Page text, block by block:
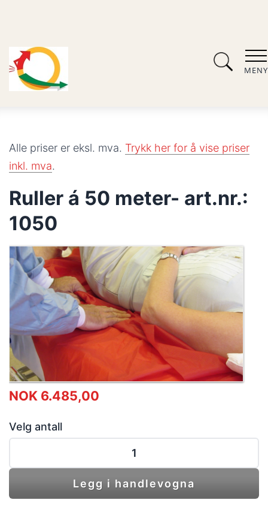
MENY
Alle priser er eksl. mva. Trykk her for å vise priser
inkl. mva.
Ruller á 50 meter- art.nr.:
1050
NOK 6.485,00
Velg antall